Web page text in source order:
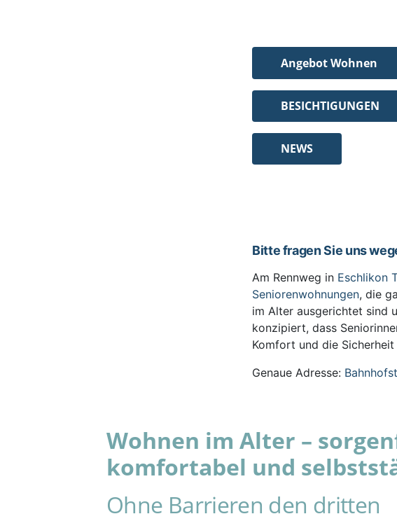
Angebot Wohnen
BESICHTIGUNGEN
NEWS
Bitte fragen Sie uns
Am Rennweg in Eschlikon
Seniorenwohnungen, die
im Alter ausgerichtet sind
konzipiert, dass
Komfort und die
Genaue Adresse:
Wohnen im Alter –
komfortabel und
Ohne Barrieren den dritten